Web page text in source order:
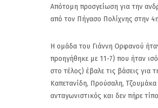
Απότομη προσγείωση για την
από τον Πήγασο Πολίχνης στην
Η ομάδα του Γιάννη Ορφανού
προηγήθηκε με 11-7) που ήταν
στο τέλος) έβαλε τις βάσεις
Καπετανίδη, Προύσαλη,
ανταγωνιστικός και δεν πήρε